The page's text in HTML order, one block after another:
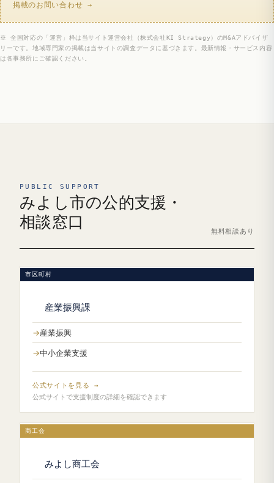
掲載のお問い合わせ →
※ 全国対応の「運営」枠は当サイト運営会社（株式会社KI Strategy）のM&Aアドバイザ
リーです。地域専門家の掲載は当サイトの調査データに基づきます。最新情報・サービス内容
は各事務所にご確認ください。
PUBLIC SUPPORT
みよし市の公的支援・
相談窓口
無料相談あり
市区町村
産業振興課
産業振興
中小企業支援
公式サイトを見る →
公式サイトで支援制度の詳細を確認できます
商工会
みよし商工会